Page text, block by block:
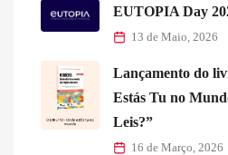
EUTOPIA Day
13 de Maio, 2026
Lançamento do
Estás Tu no
Leis?”
16 de Março, 2026